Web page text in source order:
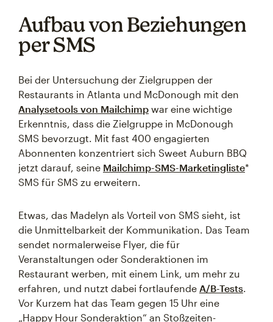
Aufbau von Beziehungen
per SMS
Bei der Untersuchung der Zielgruppen der
Restaurants in Atlanta und McDonough mit den
Analysetools von Mailchimp war eine wichtige
Erkenntnis, dass die Zielgruppe in McDonough
SMS bevorzugt. Mit fast 400 engagierten
Abonnenten konzentriert sich Sweet Auburn BBQ
jetzt darauf, seine Mailchimp-SMS-Marketingliste*
SMS für SMS zu erweitern.
Etwas, das Madelyn als Vorteil von SMS sieht, ist
die Unmittelbarkeit der Kommunikation. Das Team
sendet normalerweise Flyer, die für
Veranstaltungen oder Sonderaktionen im
Restaurant werben, mit einem Link, um mehr zu
erfahren, und nutzt dabei fortlaufende A/B-Tests
Vor Kurzem hat das Team gegen 15 Uhr eine
„Happy Hour Sonderaktion“ an Stoßzeiten-